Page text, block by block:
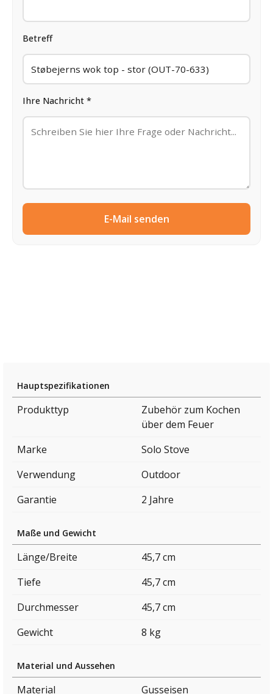
Betreff
Ihre Nachricht *
E-Mail senden
Hauptspezifikationen
Produkttyp
Zubehör zum Kochen
über dem Feuer
Marke
Solo Stove
Verwendung
Outdoor
Garantie
2 Jahre
Maße und Gewicht
Länge/Breite
45,7 cm
Tiefe
45,7 cm
Durchmesser
45,7 cm
Gewicht
8 kg
Material und Aussehen
Material
Gusseisen